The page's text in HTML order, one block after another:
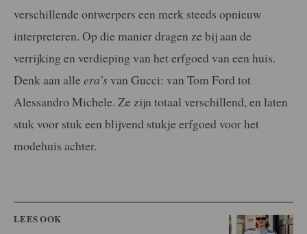
verschillende ontwerpers een merk steeds opnieuw
interpreteren. Op die manier dragen ze bij aan de
verrijking en verdieping van het erfgoed van een huis.
Denk aan alle era’svan Gucci: van Tom Ford tot
Alessandro Michele. Ze zijn totaal verschillend, en laten
stuk voor stuk een blijvend stukje erfgoed voor het
modehuis achter.
LEES OOK